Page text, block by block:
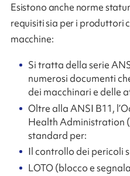
Esistono anche norme
requisiti sia per i produttori
macchine:
Si tratta della serie
numerosi documenti
dei macchinari e delle
Oltre alla ANSI B11,
Health Administration
standard per:
Il controllo dei pericoli
LOTO (blocco e